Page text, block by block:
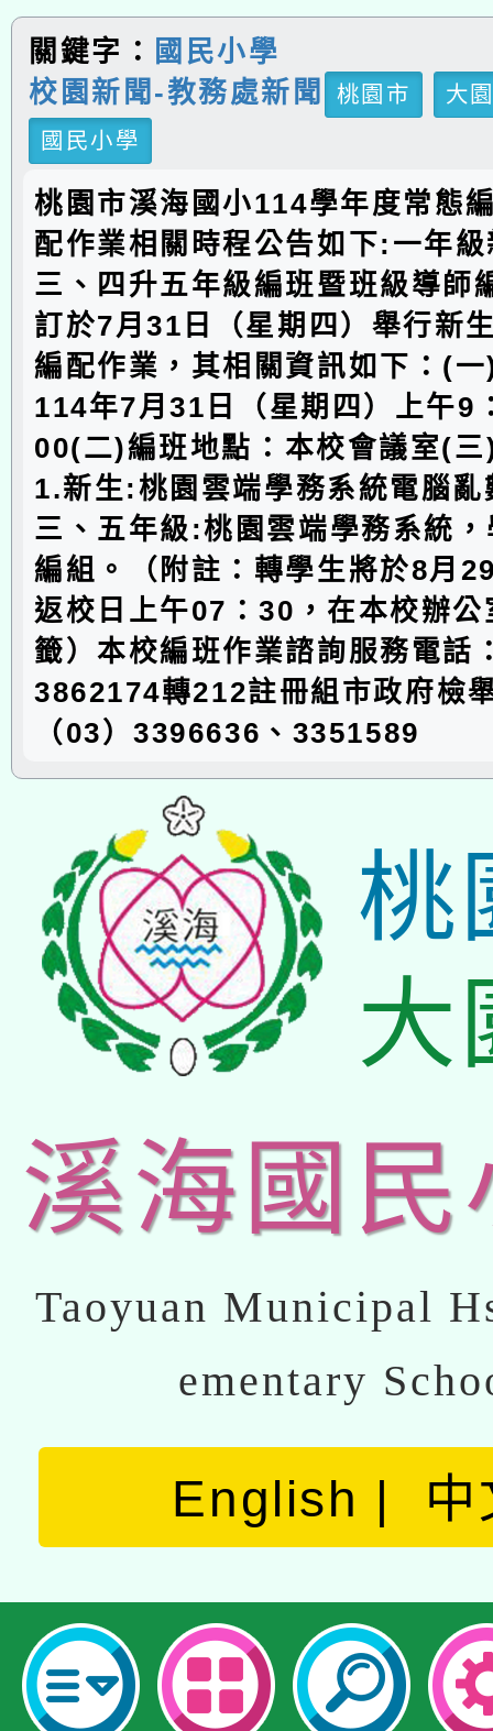
關鍵字：
國民小學
校園新聞-教務處新聞
桃園市
大
國民小學
桃園市溪海國小114學年度常態
配作業相關時程公告如下:一年
三、四升五年級編班暨班級導師
訂於7月31日（星期四）舉行新
編配作業，其相關資訊如下：(
114年7月31日（星期四）上午9
00(二)編班地點：本校會議室(
1.新生:桃園雲端學務系統電腦
三、五年級:桃園雲端學務系統
編組。（附註：轉學生將於8月
返校日上午07：30，在本校辦公
籤）本校編班作業諮詢服務電話
3862174轉212註冊組市政府檢
（03）3396636、3351589
桃
大
溪海國民
Taoyuan Municipal
ementary
English 中